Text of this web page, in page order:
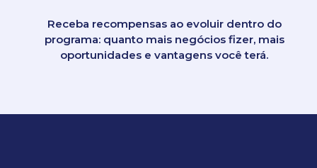
Receba recompensas ao evoluir dentro do
programa: quanto mais negócios fizer, mais
oportunidades e vantagens você terá.